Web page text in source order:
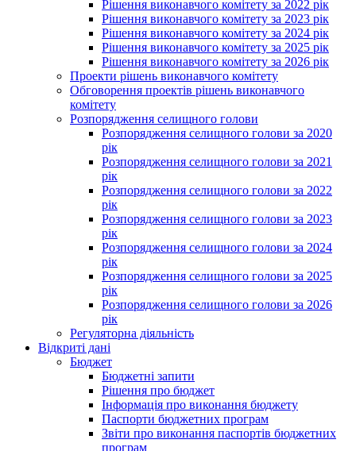
Рішення виконавчого комітету за 2022 рік
Рішення виконавчого комітету за 2023 рік
Рішення виконавчого комітету за 2024 рік
Рішення виконавчого комітету за 2025 рік
Рішення виконавчого комітету за 2026 рік
Проекти рішень виконавчого комітету
Обговорення проектів рішень виконавчого
комітету
Розпорядження селищного голови
Розпорядження селищного голови за 2020
рік
Розпорядження селищного голови за 2021
рік
Розпорядження селищного голови за 2022
рік
Розпорядження селищного голови за 2023
рік
Розпорядження селищного голови за 2024
рік
Розпорядження селищного голови за 2025
рік
Розпорядження селищного голови за 2026
рік
Регуляторна діяльність
Відкриті дані
Бюджет
Бюджетні запити
Рішення про бюджет
Інформація про виконання бюджету
Паспорти бюджетних програм
Звіти про виконання паспортів бюджетних
програм